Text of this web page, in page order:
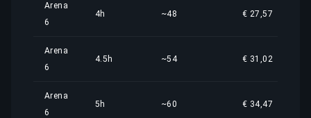
Arena
6
4h ~48 € 27,57
Arena
6
4.5h ~54 € 31,02
Arena
6
5h ~60 € 34,47